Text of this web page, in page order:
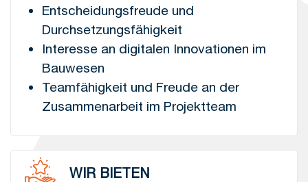
Entscheidungsfreude und
Durchsetzungsfähigkeit
Interesse an digitalen Innovationen im
Bauwesen
Teamfähigkeit und Freude an der
Zusammenarbeit im Projektteam
WIR BIETEN